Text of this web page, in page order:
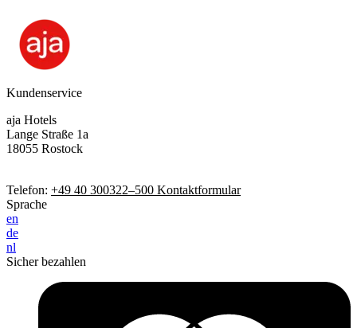
Kundenservice
aja Hotels
Lange Straße 1a
18055 Rostock
Telefon: +49 40 300322–500 Kontaktformular
Sprache
en
de
nl
Sicher bezahlen